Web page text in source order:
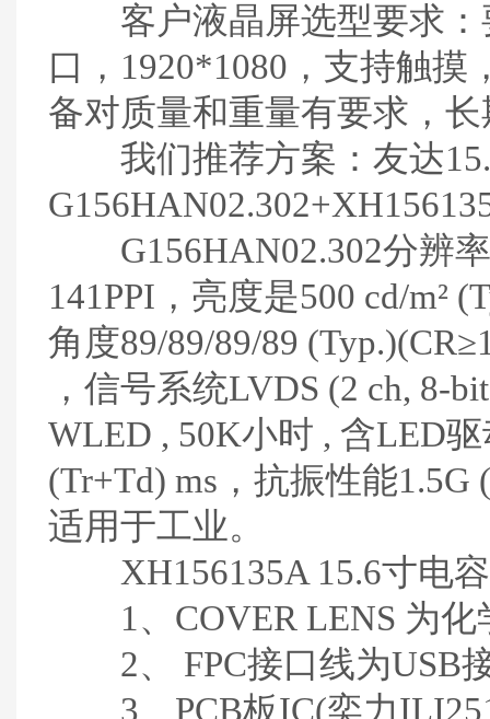
客户液晶屏选型要求：
口，1920*1080，支持触
备对质量和重量有要求，
我们推荐方案：友达
G156HAN02.302分辨
141PPI，亮度是500 cd/m²
角度89/89/89/89
，信号系统LVDS (2 ch, 8-
WLED , 50K小时 , 含LED
(Tr+Td) ms，抗振性能1.5G
适用于工业。
XH156135A 15.6寸电容
1、COVER LENS 为化
2、 FPC接口线为USB
3、PCB板IC(奕力